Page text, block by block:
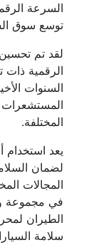
السرعة
توسع سوق
لقد تم
الرقمية ذات
السنوات
المستشعرات
المختلفة.
يعد استخدام
لضمان
المجالات
في مجموعة
الطيران
سلامة